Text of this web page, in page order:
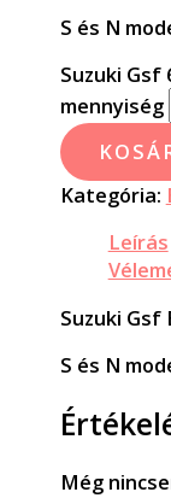
S és N
Suzuki Gsf
mennyiség
Kategória:
Leírás
Suzuki
S és N
Még